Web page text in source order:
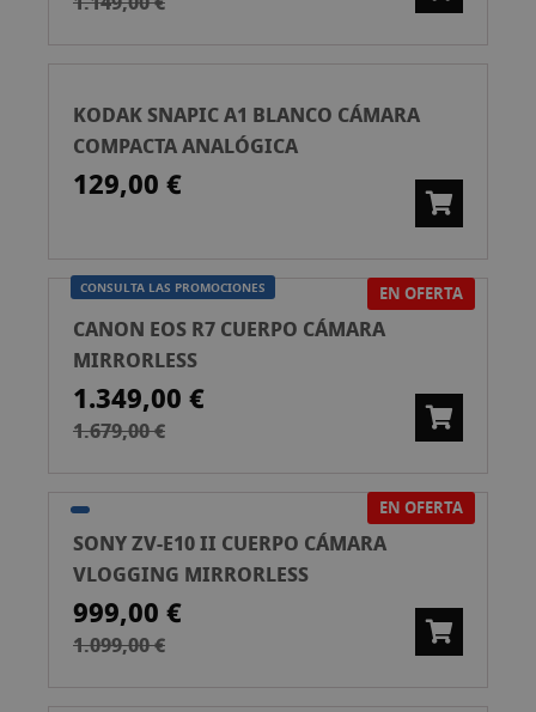
KODAK SNAPIC A1 BLANCO CÁMARA
COMPACTA ANALÓGICA
129,00 €
CONSULTA LAS PROMOCIONES EN OFERTA
CANON EOS R7 CUERPO CÁMARA
MIRRORLESS
1.349,00 €
1.679,00 €
EN OFERTA
SONY ZV-E10 II CUERPO CÁMARA
VLOGGING MIRRORLESS
999,00 €
1.099,00 €